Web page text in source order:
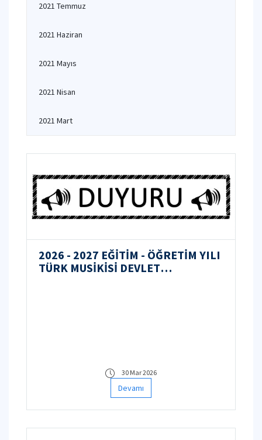
2021 Temmuz
2021 Haziran
2021 Mayıs
2021 Nisan
2021 Mart
2026 - 2027 EĞİTİM - ÖĞRETİM YILI
TÜRK MUSİKİSİ DEVLET
30 Mar 2026
Devamı